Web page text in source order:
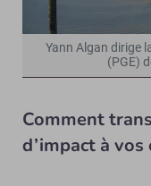
Yann Algan dirige
(PGE)
Comment
d’impact à